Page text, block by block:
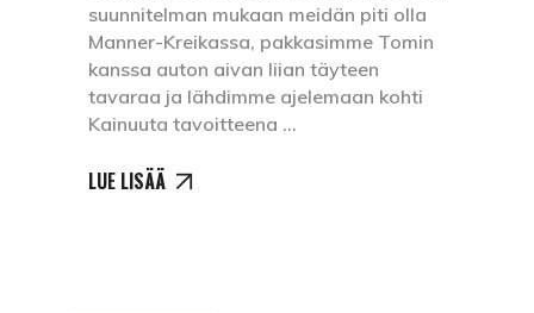
suunnitelman mukaan meidän piti olla
Manner-Kreikassa, pakkasimme Tomin
kanssa auton aivan liian täyteen
tavaraa ja lähdimme ajelemaan kohti
Kainuuta tavoitteena
LUE LISÄÄ